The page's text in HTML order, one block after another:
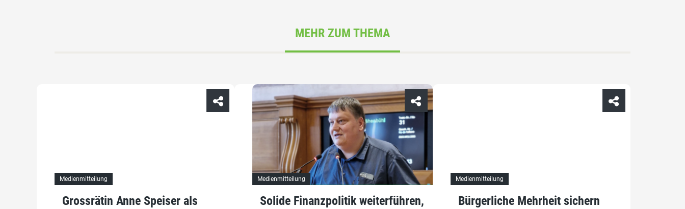
MEHR ZUM THEMA
Medienmitteilung
Grossrätin Anne Speiser als
Medienmitteilung
Solide Finanzpolitik weiterführen,
Medienmitteilung
Bürgerliche Mehrheit sichern